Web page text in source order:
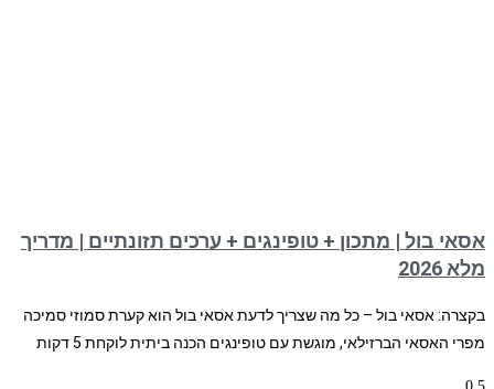
אסאי בול | מתכון + טופינגים + ערכים תזונתיים | מדריך
מלא 2026
בקצרה: אסאי בול – כל מה שצריך לדעת אסאי בול הוא קערת סמוזי סמיכה
מפרי האסאי הברזילאי, מוגשת עם טופינגים הכנה ביתית לוקחת 5 דקות